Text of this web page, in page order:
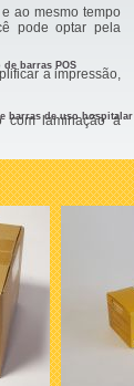
barras POS
barras de uso hospitalar
ao mesmo tempo
pode optar pela
a impressão,
com laminação à